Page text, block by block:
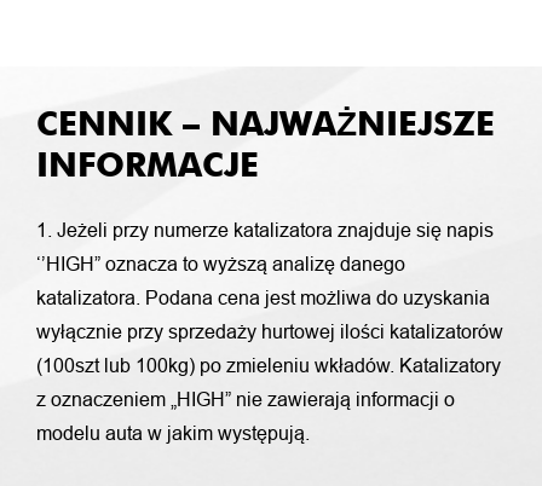
CENNIK – NAJWAŻNIEJSZE
INFORMACJE
1. Jeżeli przy numerze katalizatora znajduje się napis
‘’HIGH” oznacza to wyższą analizę danego
katalizatora. Podana cena jest możliwa do uzyskania
wyłącznie przy sprzedaży hurtowej ilości katalizatorów
(100szt lub 100kg) po zmieleniu wkładów. Katalizatory
z oznaczeniem „HIGH” nie zawierają informacji o
modelu auta w jakim występują.